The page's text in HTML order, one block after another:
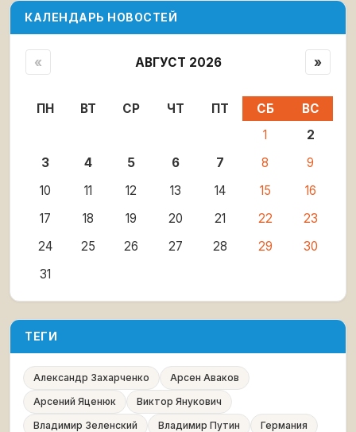
КАЛЕНДАРЬ НОВОСТЕЙ
« АВГУСТ 2026 »
ПН ВТ СР ЧТ ПТ СБ
ВС
1
2
3
4 5 6 7 8
9
10
11 12 13 14 15
16
17
18 19 20 21 22
23
24
25 26 27 28 29
30
31
ТЕГИ
Александр Захарченко
Арсен Аваков
Арсений Яценюк
Виктор Янукович
Владимир Зеленский
Владимир Путин
Германия